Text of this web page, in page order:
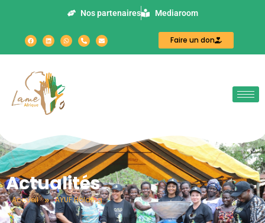
Nos partenaires Mediaroom
Faire un don
Actualités
Accueil » AYUF Holding